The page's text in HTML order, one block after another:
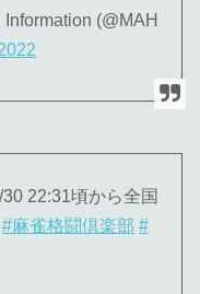
(@MAH
22:31頃から全国
#麻雀格闘倶楽部 #